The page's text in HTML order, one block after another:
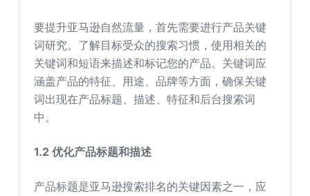
要提升亚马逊自然流量，首先需要进行产品关键
词研究。了解目标受众的搜索习惯，使用相关的
关键词和短语来描述和标记您的产品。关键词应
涵盖产品的特征、用途、品牌等方面，确保关键
词出现在产品标题、描述、特征和后台搜索词
中。
1.2 优化产品标题和描述
产品标题是亚马逊搜索排名的关键因素之一，应